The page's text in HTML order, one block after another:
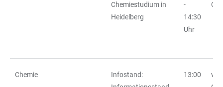
Chemiestudium in
Heidelberg
-
14:30
Uhr
Ort
Chemie
Infostand:
13:00
vor